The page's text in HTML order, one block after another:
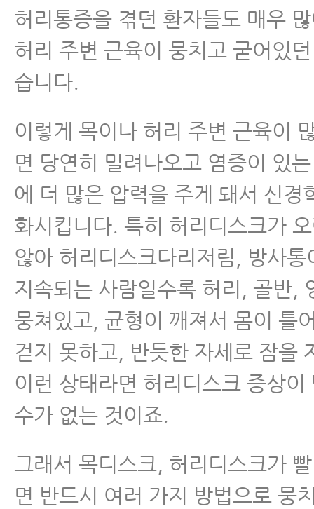
허리통증을 겪던 환자들도 매우
허리 주변 근육이 뭉치고 굳어있
습니다.
이렇게 목이나 허리 주변 근육이
면 당연히 밀려나오고 염증이 있
에 더 많은 압력을 주게 돼서 신경
화시킵니다. 특히 허리디스크가
않아 허리디스크다리저림, 방사통
지속되는 사람일수록 허리, 골반,
뭉쳐있고, 균형이 깨져서 몸이 틀
걷지 못하고, 반듯한 자세로 잠을
이런 상태라면 허리디스크 증상이
수가 없는 것이죠.
그래서 목디스크, 허리디스크가
면 반드시 여러 가지 방법으로 뭉